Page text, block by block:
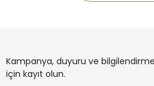
Kampanya, duyuru ve
için kayıt olun.